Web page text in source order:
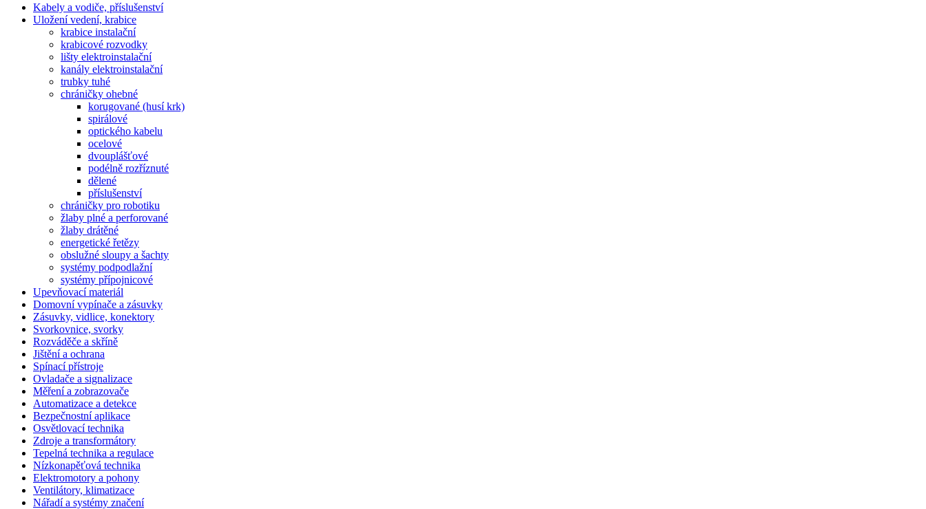
Kabely a vodiče, příslušenství
Uložení vedení, krabice
krabice instalační
krabicové rozvodky
lišty elektroinstalační
kanály elektroinstalační
trubky tuhé
chráničky ohebné
korugované (husí krk)
spirálové
optického kabelu
ocelové
dvouplášťové
podélně rozříznuté
dělené
příslušenství
chráničky pro robotiku
žlaby plné a perforované
žlaby drátěné
energetické řetězy
obslužné sloupy a šachty
systémy podpodlažní
systémy přípojnicové
Upevňovací materiál
Domovní vypínače a zásuvky
Zásuvky, vidlice, konektory
Svorkovnice, svorky
Rozváděče a skříně
Jištění a ochrana
Spínací přístroje
Ovladače a signalizace
Měření a zobrazovače
Automatizace a detekce
Bezpečnostní aplikace
Osvětlovací technika
Zdroje a transformátory
Tepelná technika a regulace
Nízkonapěťová technika
Elektromotory a pohony
Ventilátory, klimatizace
Nářadí a systémy značení